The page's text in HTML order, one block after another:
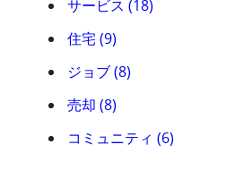
サービス (18)
住宅 (9)
ジョブ (8)
売却 (8)
コミュニティ (6)